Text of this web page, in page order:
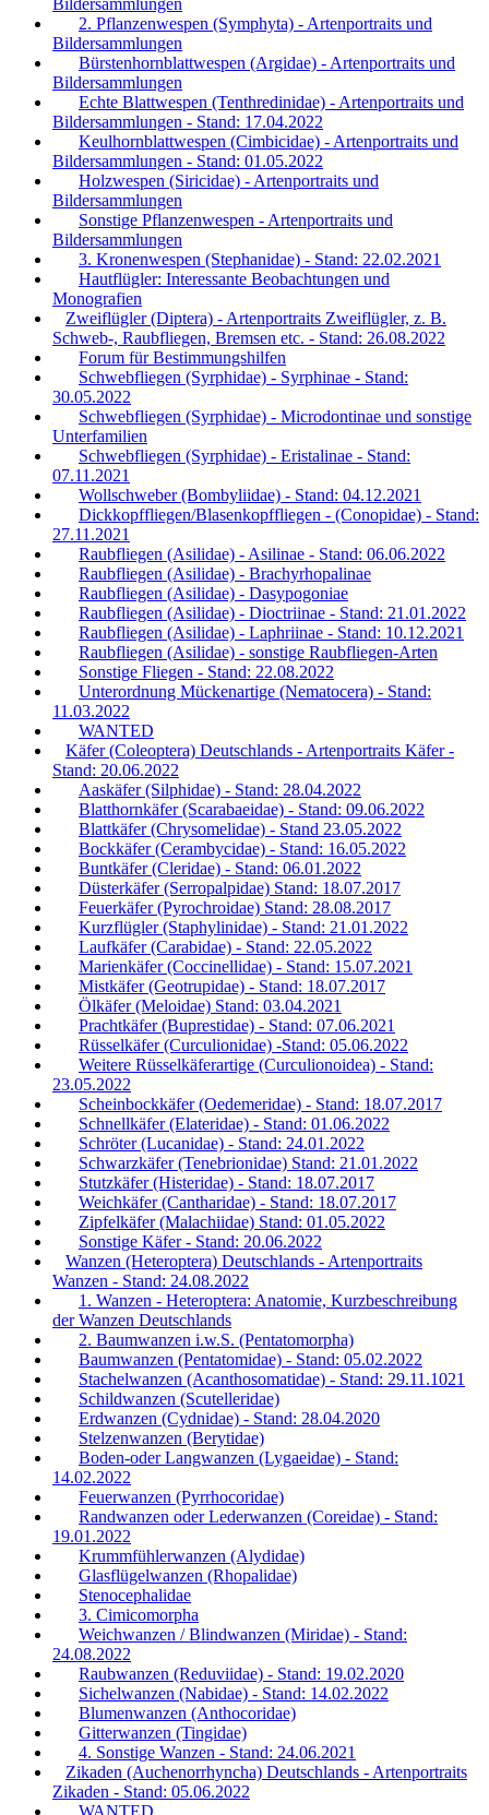
Bildersammlungen
2. Pflanzenwespen (Symphyta) - Artenportraits und
Bildersammlungen
Bürstenhornblattwespen (Argidae) - Artenportraits und
Bildersammlungen
Echte Blattwespen (Tenthredinidae) - Artenportraits und
Bildersammlungen - Stand: 17.04.2022
Keulhornblattwespen (Cimbicidae) - Artenportraits und
Bildersammlungen - Stand: 01.05.2022
Holzwespen (Siricidae) - Artenportraits und
Bildersammlungen
Sonstige Pflanzenwespen - Artenportraits und
Bildersammlungen
3. Kronenwespen (Stephanidae) - Stand: 22.02.2021
Hautflügler: Interessante Beobachtungen und
Monografien
Zweiflügler (Diptera) - Artenportraits Zweiflügler, z. B.
Schweb-, Raubfliegen, Bremsen etc. - Stand: 26.08.2022
Forum für Bestimmungshilfen
Schwebfliegen (Syrphidae) - Syrphinae - Stand:
30.05.2022
Schwebfliegen (Syrphidae) - Microdontinae und sonstige
Unterfamilien
Schwebfliegen (Syrphidae) - Eristalinae - Stand:
07.11.2021
Wollschweber (Bombyliidae) - Stand: 04.12.2021
Dickkopffliegen/Blasenkopffliegen - (Conopidae) - Stand:
27.11.2021
Raubfliegen (Asilidae) - Asilinae - Stand: 06.06.2022
Raubfliegen (Asilidae) - Brachyrhopalinae
Raubfliegen (Asilidae) - Dasypogoniae
Raubfliegen (Asilidae) - Dioctriinae - Stand: 21.01.2022
Raubfliegen (Asilidae) - Laphriinae - Stand: 10.12.2021
Raubfliegen (Asilidae) - sonstige Raubfliegen-Arten
Sonstige Fliegen - Stand: 22.08.2022
Unterordnung Mückenartige (Nematocera) - Stand:
11.03.2022
WANTED
Käfer (Coleoptera) Deutschlands - Artenportraits Käfer -
Stand: 20.06.2022
Aaskäfer (Silphidae) - Stand: 28.04.2022
Blatthornkäfer (Scarabaeidae) - Stand: 09.06.2022
Blattkäfer (Chrysomelidae) - Stand 23.05.2022
Bockkäfer (Cerambycidae) - Stand: 16.05.2022
Buntkäfer (Cleridae) - Stand: 06.01.2022
Düsterkäfer (Serropalpidae) Stand: 18.07.2017
Feuerkäfer (Pyrochroidae) Stand: 28.08.2017
Kurzflügler (Staphylinidae) - Stand: 21.01.2022
Laufkäfer (Carabidae) - Stand: 22.05.2022
Marienkäfer (Coccinellidae) - Stand: 15.07.2021
Mistkäfer (Geotrupidae) - Stand: 18.07.2017
Ölkäfer (Meloidae) Stand: 03.04.2021
Prachtkäfer (Buprestidae) - Stand: 07.06.2021
Rüsselkäfer (Curculionidae) -Stand: 05.06.2022
Weitere Rüsselkäferartige (Curculionoidea) - Stand:
23.05.2022
Scheinbockkäfer (Oedemeridae) - Stand: 18.07.2017
Schnellkäfer (Elateridae) - Stand: 01.06.2022
Schröter (Lucanidae) - Stand: 24.01.2022
Schwarzkäfer (Tenebrionidae) Stand: 21.01.2022
Stutzkäfer (Histeridae) - Stand: 18.07.2017
Weichkäfer (Cantharidae) - Stand: 18.07.2017
Zipfelkäfer (Malachiidae) Stand: 01.05.2022
Sonstige Käfer - Stand: 20.06.2022
Wanzen (Heteroptera) Deutschlands - Artenportraits
Wanzen - Stand: 24.08.2022
1. Wanzen - Heteroptera: Anatomie, Kurzbeschreibung
der Wanzen Deutschlands
2. Baumwanzen i.w.S. (Pentatomorpha)
Baumwanzen (Pentatomidae) - Stand: 05.02.2022
Stachelwanzen (Acanthosomatidae) - Stand: 29.11.1021
Schildwanzen (Scutelleridae)
Erdwanzen (Cydnidae) - Stand: 28.04.2020
Stelzenwanzen (Berytidae)
Boden-oder Langwanzen (Lygaeidae) - Stand:
14.02.2022
Feuerwanzen (Pyrrhocoridae)
Randwanzen oder Lederwanzen (Coreidae) - Stand:
19.01.2022
Krummfühlerwanzen (Alydidae)
Glasflügelwanzen (Rhopalidae)
Stenocephalidae
3. Cimicomorpha
Weichwanzen / Blindwanzen (Miridae) - Stand:
24.08.2022
Raubwanzen (Reduviidae) - Stand: 19.02.2020
Sichelwanzen (Nabidae) - Stand: 14.02.2022
Blumenwanzen (Anthocoridae)
Gitterwanzen (Tingidae)
4. Sonstige Wanzen - Stand: 24.06.2021
Zikaden (Auchenorrhyncha) Deutschlands - Artenportraits
Zikaden - Stand: 05.06.2022